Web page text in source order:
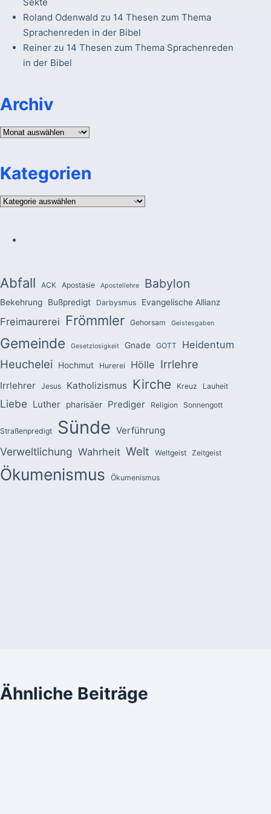
Sekte
Roland Odenwald zu 14 Thesen zum Thema
Sprachenreden in der Bibel
Reinerzu 14 Thesen zum Thema Sprachenreden
in der Bibel
Archiv
Archiv
Kategorien
Kategorien
Abfall ACK Apostasie Apostellehre Babylon
Bekehrung Bußpredigt Darbysmus Evangelische Allianz
Freimaurerei Frömmler Gehorsam Geistesgaben
Gemeinde Gesetzlosigkeit Gnade GOTT Heidentum
Heuchelei Hochmut Hurerei Hölle Irrlehre
Irrlehrer Jesus Katholizismus Kirche Kreuz Lauheit
Liebe Luther pharisäer Prediger Religion Sonnengott
Straßenpredigt Sünde Verführung
Verweltlichung Wahrheit Welt Weltgeist Zeitgeist
Ökumenismus Ökumenismus
Ähnliche Beiträge